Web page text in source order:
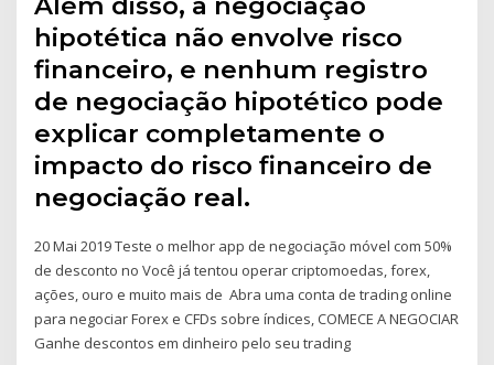
hipotética não envolve risco
financeiro, e nenhum registro
de negociação hipotético pode
explicar completamente o
impacto do risco financeiro de
negociação real.
20 Mai 2019 Teste o melhor app de negociação móvel com 50%
de desconto no Você já tentou operar criptomoedas, forex,
ações, ouro e muito mais de Abra uma conta de trading online
para negociar Forex e CFDs sobre índices, COMECE A NEGOCIAR
Ganhe descontos em dinheiro pelo seu trading